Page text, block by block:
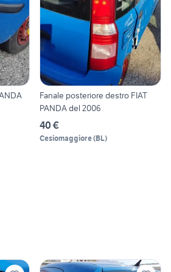
Fanale posteriore destro FIAT
PANDA del 2006
40 €
Cesiomaggiore(BL)